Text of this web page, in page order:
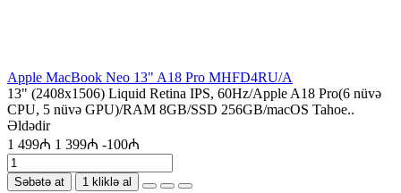
Apple MacBook Neo 13" A18 Pro MHFD4RU/A
13" (2408x1506) Liquid Retina IPS, 60Hz/Apple A18 Pro(6 nüvə
CPU, 5 nüvə GPU)/RAM 8GB/SSD 256GB/macOS Tahoe..
Əldədir
1 499₼ 1 399₼ -100₼
Səbətə at 1 kliklə al